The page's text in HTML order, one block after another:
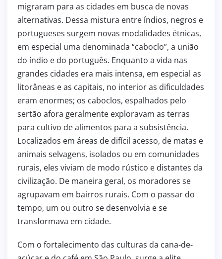
migraram para as cidades em busca de novas
alternativas. Dessa mistura entre índios, negros e
portugueses surgem novas modalidades étnicas,
em especial uma denominada “caboclo”, a união
do índio e do português. Enquanto a vida nas
grandes cidades era mais intensa, em especial as
litorâneas e as capitais, no interior as dificuldades
eram enormes; os caboclos, espalhados pelo
sertão afora geralmente exploravam as terras
para cultivo de alimentos para a subsistência.
Localizados em áreas de difícil acesso, de matas e
animais selvagens, isolados ou em comunidades
rurais, eles viviam de modo rústico e distantes da
civilização. De maneira geral, os moradores se
agrupavam em bairros rurais. Com o passar do
tempo, um ou outro se desenvolvia e se
transformava em cidade.
Com o fortalecimento das culturas da cana-de-